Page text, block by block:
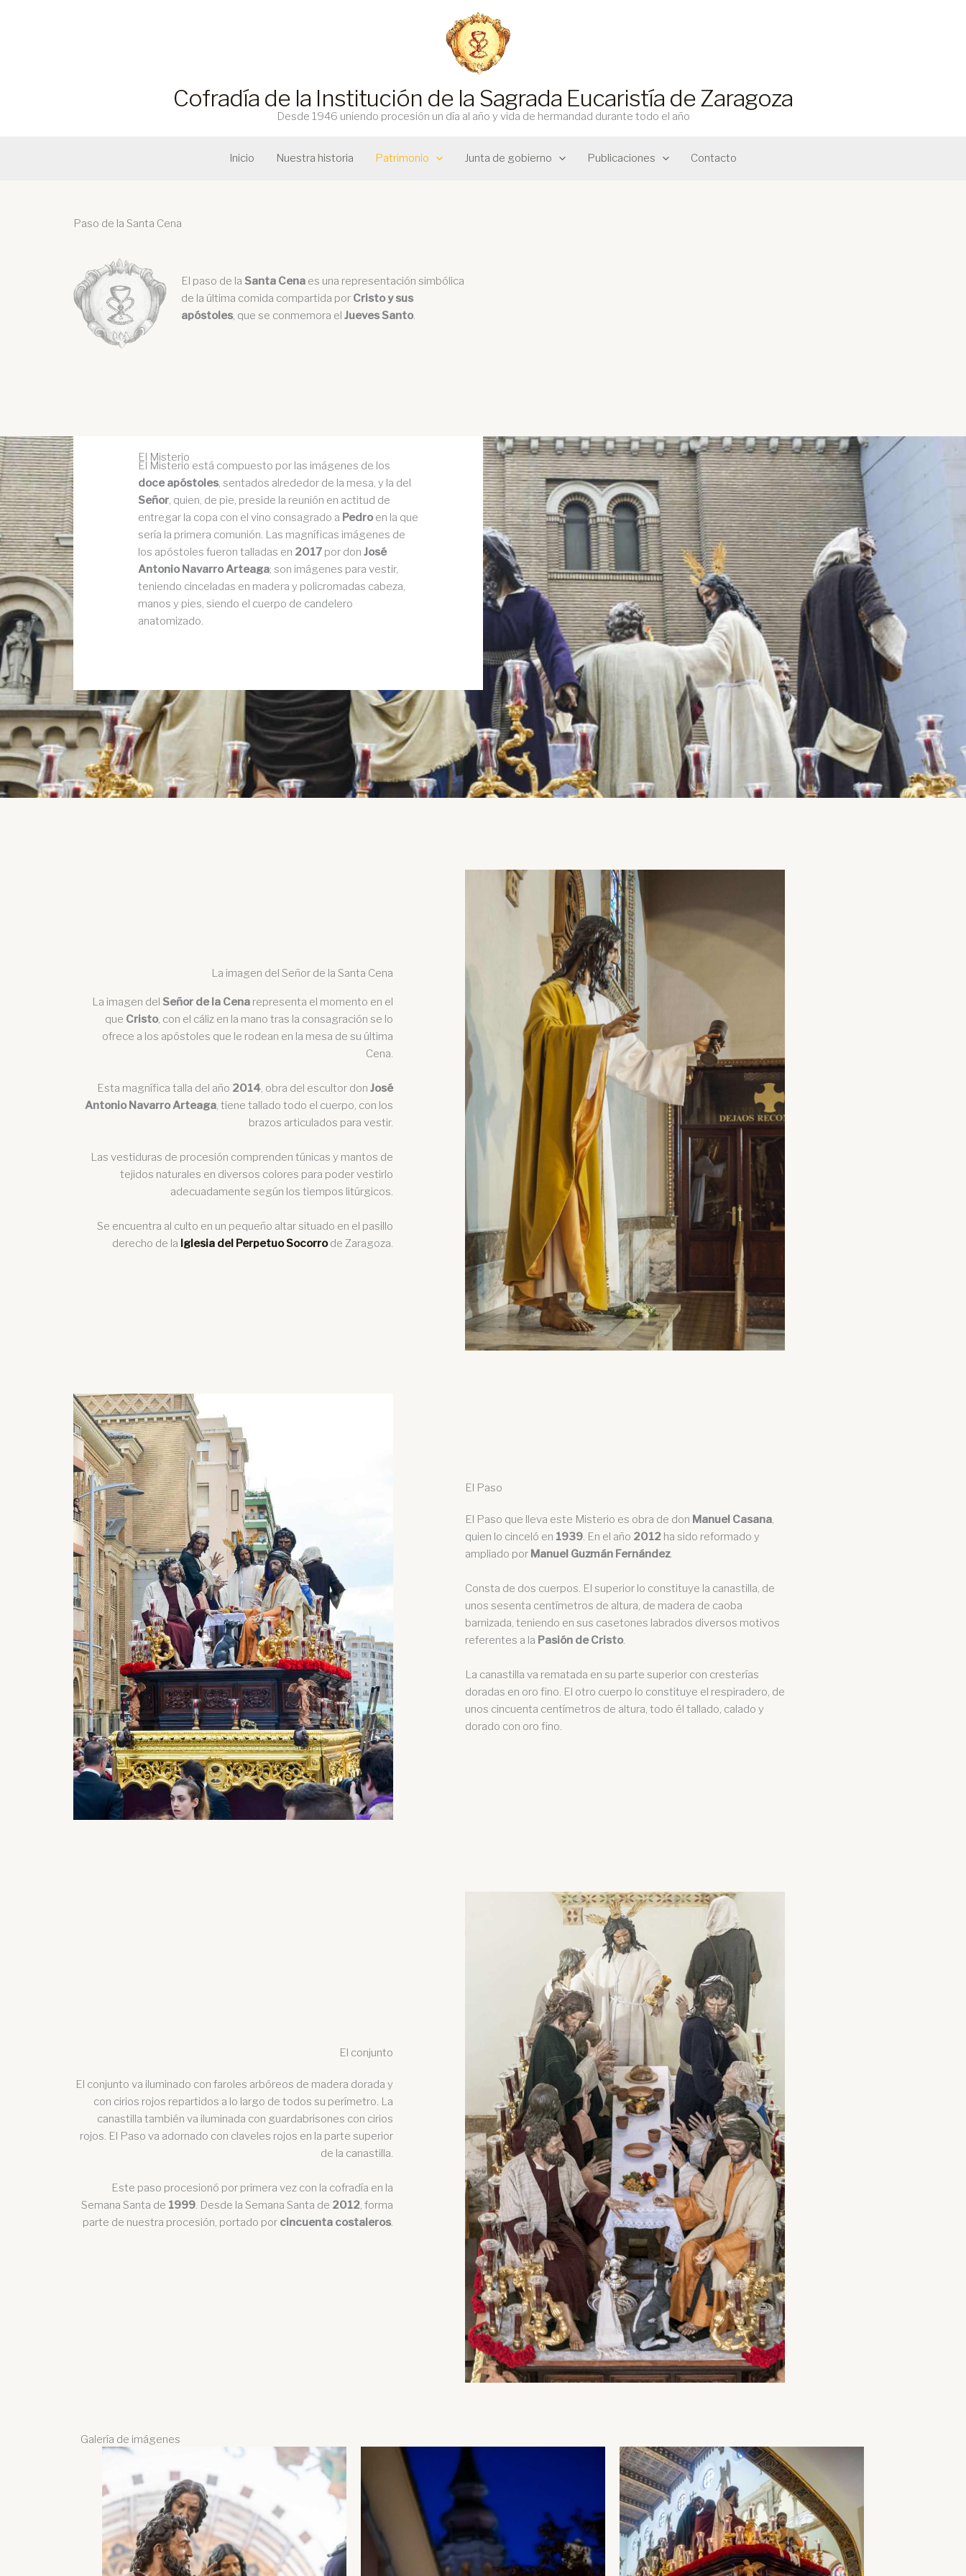
Cofradía de la Institución de la Sagrada Eucaristía de Zaragoza
Desde 1946 uniendo procesión un día al año y vida de hermandad durante todo el año
Inicio Nuestra historia Patrimonio Junta de gobierno Publicaciones Contacto
Paso de la Santa Cena
El paso de la Santa Cenaes una representación simbólica
de la última comida compartida por Cristo y sus
apóstoles, que se conmemora el Jueves Santo.
El Misterio
El Misterio está compuesto por las imágenes de los
doce apóstoles, sentados alrededor de la mesa, y la del
Señor , quien, de pie, preside la reunión en actitud de
entregar la copa con el vino consagrado a Pedroen la que
sería la primera comunión. Las magníficas imágenes de
los apóstoles fueron talladas en 2017 por don José
Antonio Navarro Arteaga; son imágenes para vestir,
teniendo cinceladas en madera y policromadas cabeza,
manos y pies, siendo el cuerpo de candelero
anatomizado.
La imagen del Señor de la Santa Cena
La imagen del Señor de la Cena representa el momento en el
que Cristo, con el cáliz en la mano tras la consagración se lo
ofrece a los apóstoles que le rodean en la mesa de su última
Cena.
Esta magnífica talla del año 2014, obra del escultor don José
Antonio Navarro Arteaga, tiene tallado todo el cuerpo, con los
brazos articulados para vestir.
Las vestiduras de procesión comprenden túnicas y mantos de
tejidos naturales en diversos colores para poder vestirlo
adecuadamente según los tiempos litúrgicos.
Se encuentra al culto en un pequeño altar situado en el pasillo
derecho de la Iglesia del Perpetuo Socorrode Zaragoza.
El Paso
El Paso que lleva este Misterio es obra de don Manuel Casana,
quien lo cinceló en 1939. En el año 2012 ha sido reformado y
ampliado por Manuel Guzmán Fernández.
Consta de dos cuerpos. El superior lo constituye la canastilla, de
unos sesenta centímetros de altura, de madera de caoba
barnizada, teniendo en sus casetones labrados diversos motivos
referentes a la Pasión de Cristo.
La canastilla va rematada en su parte superior con cresterías
doradas en oro fino. El otro cuerpo lo constituye el respiradero, de
unos cincuenta centímetros de altura, todo él tallado, calado y
dorado con oro fino.
El conjunto
El conjunto va iluminado con faroles arbóreos de madera dorada y
con cirios rojos repartidos a lo largo de todos su perímetro. La
canastilla también va iluminada con guardabrisones con cirios
rojos. El Paso va adornado con claveles rojos en la parte superior
de la canastilla.
Este paso procesionó por primera vez con la cofradía en la
Semana Santa de 1999. Desde la Semana Santa de 2012, forma
parte de nuestra procesión, portado por cincuenta costaleros.
Galería de imágenes